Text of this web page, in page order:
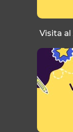
Visita